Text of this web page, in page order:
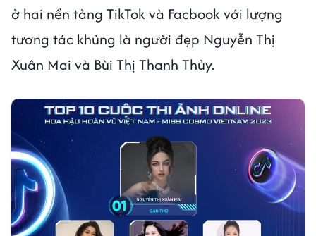
ở hai nền tảng TikTok và Facbook với lượng
tương tác khủng là người đẹp Nguyễn Thị
Xuân Mai và Bùi Thị Thanh Thủy.